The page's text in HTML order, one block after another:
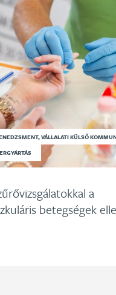
VÁLLALATI KÜLSŐ
a
betegségek